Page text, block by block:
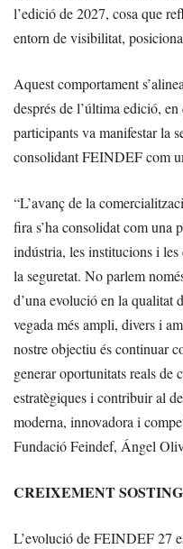
l’edició de 2027, cosa que
entorn de visibilitat,
Aquest comportament
després de l’última edició,
participants va manifestar la
consolidant FEINDEF com
“L’avanç de la
fira s’ha consolidat com una
indústria, les institucions i les
la seguretat. No parlem
d’una evolució en la qualitat
vegada més ampli, divers i
nostre objectiu és continuar
generar oportunitats reals de
estratègiques i contribuir al
moderna, innovadora i
Fundació Feindef, Ángel
CREIXEMENT
L’evolució de FEINDEF 27